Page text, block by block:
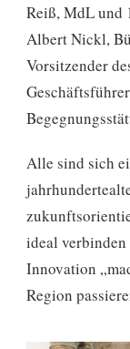
Reiß, MdL und
Albert Nickl,
Vorsitzender
Alle sind sich
ideal verbinden
Innovation
Region